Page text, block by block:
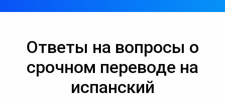
Ответы на вопросы о
срочном переводе на
испанский